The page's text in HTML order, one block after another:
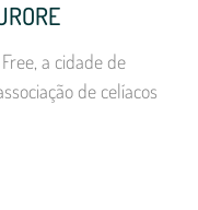
a cidade de
de celíacos